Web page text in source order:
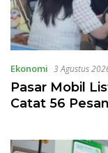
Ekonomi 3 Agustus
Pasar Mobil
Catat 56